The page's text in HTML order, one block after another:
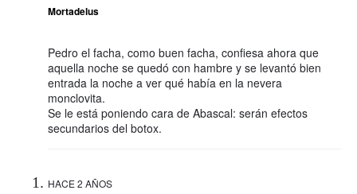
Mortadelus
Pedro el facha, como buen facha, confiesa ahora que
aquella noche se quedó con hambre y se levantó bien
entrada la noche a ver qué había en la nevera
monclovita.
Se le está poniendo cara de Abascal: serán efectos
secundarios del botox.
HACE 2 AÑOS